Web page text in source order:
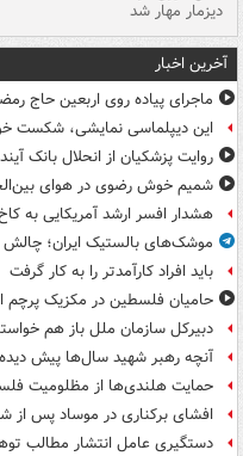
دیزمار مهار شد
آخرین اخبار
ماجرای پیاده روی اربعین حاج
این دیپلماسی نمایشی، شکست
روایت پزشکیان از انحلال بانک
شمیم خوش رضوی در هوای
هشدار افسر ارشد آمریکایی به
موشک‌های بالستیک ایران؛ چالش
باید افراد کارآمدتر را به کار گرفت
حامیان فلسطین در مکزیک پرچم
دبیرکل سازمان ملل باز هم
آنچه رهبر شهید سال‌ها پیش دیده
حمایت هلندی‌ها از مظلومیت
افشای برکناری در موساد پس از
دستگیری عامل انتشار مطالب